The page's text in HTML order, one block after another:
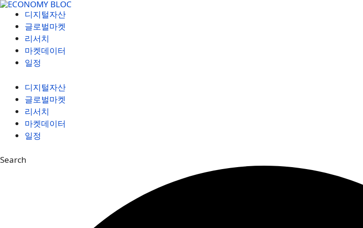
컨
디지털자산
글로벌마켓
리서치
마켓데이터
일정
디지털자산
글로벌마켓
리서치
마켓데이터
일정
Search